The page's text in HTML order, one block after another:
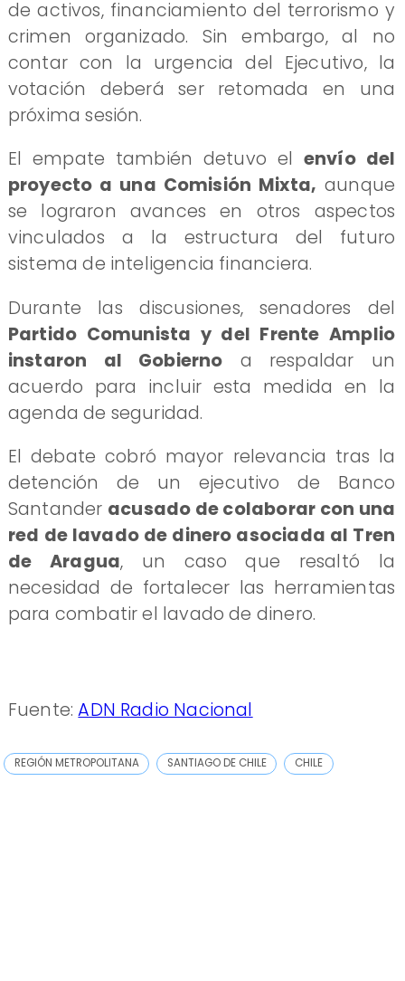
de activos, financiamiento del terrorismo y
crimen organizado. Sin embargo, al no
contar con la urgencia del Ejecutivo, la
votación deberá ser retomada en una
próxima sesión.
El empate también detuvo el envío del
proyecto a una Comisión Mixta, aunque
se lograron avances en otros aspectos
vinculados a la estructura del futuro
sistema de inteligencia financiera.
Durante las discusiones, senadores del
Partido Comunista y del Frente Amplio
instaron al Gobierno a respaldar un
acuerdo para incluir esta medida en la
agenda de seguridad.
El debate cobró mayor relevancia tras la
detención de un ejecutivo de Banco
Santander acusado de colaborar con una
red de lavado de dinero asociada al Tren
de Aragua, un caso que resaltó la
necesidad de fortalecer las herramientas
para combatir el lavado de dinero.
Fuente:ADN Radio Nacional
REGIÓN METROPOLITANA SANTIAGO DE CHILE CHILE